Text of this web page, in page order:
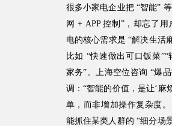
很多小家电企业把 “智能”
网 + APP 控制”，却忘了用
电的核心需求是 “解决生
比如 “快速做出可口饭菜”“
家务”。上海空位咨询 “爆
调：“智能的价值，是让‘麻
单，而非增加操作复杂度。
能抓住某类人群的 “细分场